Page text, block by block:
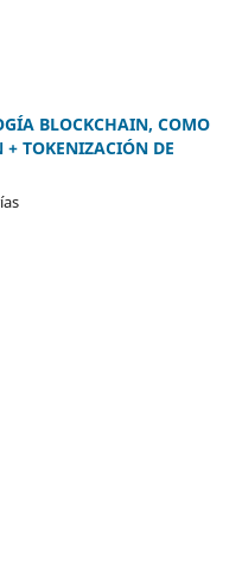
BLOCKCHAIN, COMO
+ TOKENIZACIÓN DE